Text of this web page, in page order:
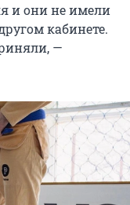
и они не имели
кабинете.
—